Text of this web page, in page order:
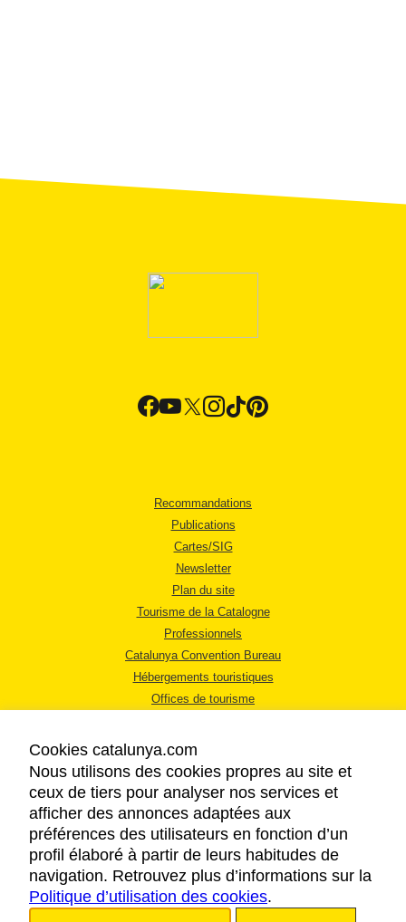
Recommandations
Publications
Cartes/SIG
Newsletter
Plan du site
Tourisme de la Catalogne
Professionnels
Catalunya Convention Bureau
Hébergements touristiques
Offices de tourisme
MENTIONS LÉGALES
RÈGLES DE CONFIDENTIALITÉ
COOKIES
ACCESSIBILITÉ
Cookies catalunya.com
Nous utilisons des cookies propres au site et
ceux de tiers pour analyser nos services et
afficher des annonces adaptées aux
préférences des utilisateurs en fonction d’un
profil élaboré à partir de leurs habitudes de
navigation. Retrouvez plus d’informations sur la
Politique d’utilisation des cookies.